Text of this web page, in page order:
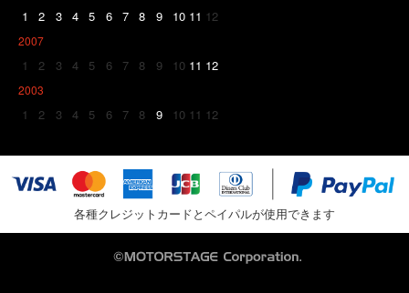
1 2 3 4 5 6 7 8 9 10 11 12
2007
1 2 3 4 5 6 7 8 9 10 11 12
2003
1 2 3 4 5 6 7 8 9 10 11 12
各種クレジットカードとペイパルが使用できます